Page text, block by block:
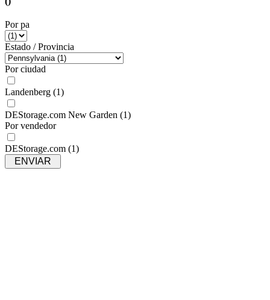
Por pa
Estado / Provincia
Por ciudad
Landenberg (1)
DEStorage.com New Garden (1)
Por vendedor
DEStorage.com (1)